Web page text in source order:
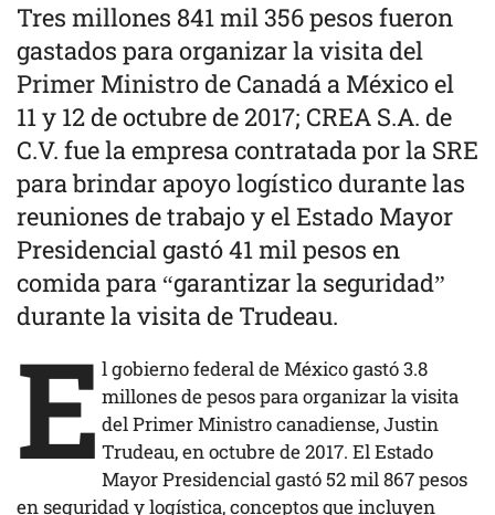
Tres millones 841 mil 356 pesos fueron
gastados para organizar la visita del
Primer Ministro de Canadá a México el
11 y 12 de octubre de 2017; CREA S.A. de
C.V. fue la empresa contratada por la SRE
para brindar apoyo logístico durante las
reuniones de trabajo y el Estado Mayor
Presidencial gastó 41 mil pesos en
comida para “garantizar la seguridad”
durante la visita de Trudeau.
E l gobierno federal de México gastó 3.8
millones de pesos para organizar la visita
del Primer Ministro canadiense, Justin
Trudeau, en octubre de 2017. El Estado
Mayor Presidencial gastó 52 mil 867 pesos
en seguridad y logística, conceptos que incluyen